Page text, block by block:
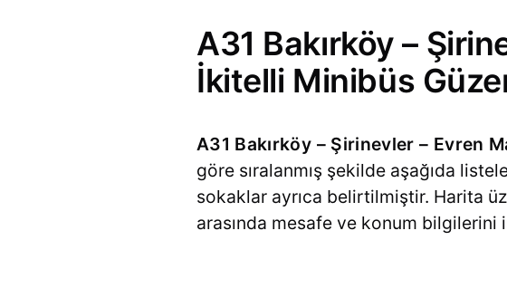
A31 Bakırköy –
İkitelli Minibüs
A31 Bakırköy – Şirinevler – Evren
göre sıralanmış şekilde aşağıda
sokaklar ayrıca belirtilmiştir. Harita
arasında mesafe ve konum bilgilerini